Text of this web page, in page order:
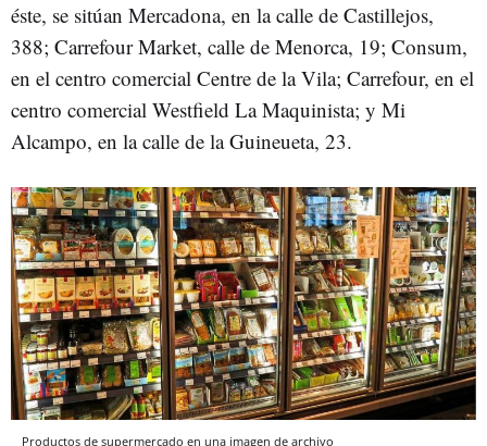
éste, se sitúan Mercadona, en la calle de Castillejos,
388; Carrefour Market, calle de Menorca, 19; Consum,
en el centro comercial Centre de la Vila; Carrefour, en el
centro comercial Westfield La Maquinista; y Mi
Alcampo, en la calle de la Guineueta, 23.
Productos de supermercado en una imagen de archivo